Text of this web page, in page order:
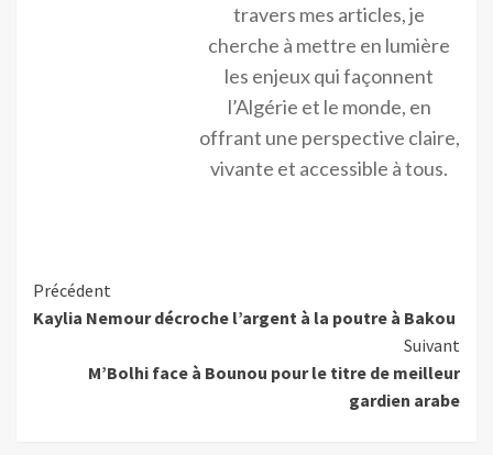
travers mes articles, je
cherche à mettre en lumière
les enjeux qui façonnent
l’Algérie et le monde, en
offrant une perspective claire,
vivante et accessible à tous.
Précédent
Kaylia Nemour décroche l’argent à la poutre à Bakou
Suivant
M’Bolhi face à Bounou pour le titre de meilleur
gardien arabe